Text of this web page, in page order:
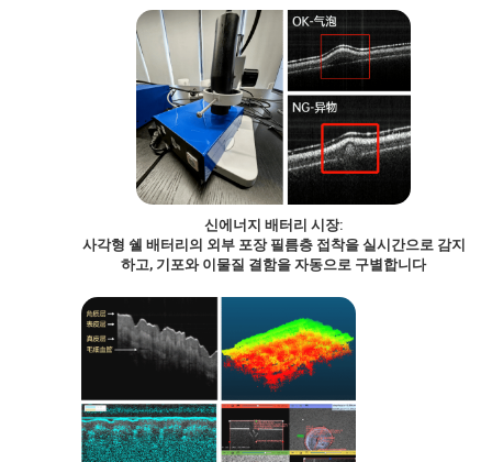
신에너지 배터리 시장:
사각형 쉘 배터리의 외부 포장 필름층 접착을 실시간으로 감지
하고, 기포와 이물질 결함을 자동으로 구별합니다